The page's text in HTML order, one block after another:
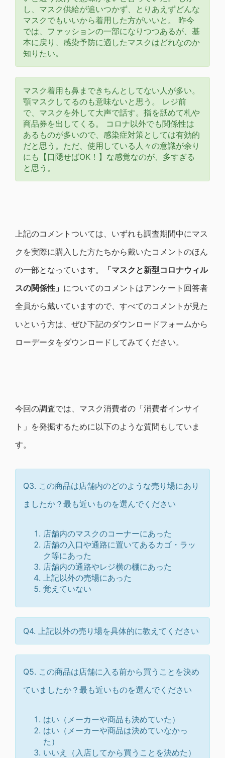
し、マスク供給が追いつかず、とりあえずどんな
マスクでもいいから着用した方がいいと。 昨今
では、ファッションの一部になりつつあるが、基
本に戻り、感染予防に適したマスクはどれなのか
知りたい。
マスク着用も鼻まできちんとしてない人が多い。
顎マスクしてるのも意味ないと思う。 レジ前
で、マスクを外して大声で話す。指を舐めて札や
商品券を出してくる。 コロナ以外でも関係性は
あるものが多いので、感染症対策としては有効的
だと思う。ただ、使用している人々の意識が余り
にも【口隠せばOK！】な感覚なのが、多すぎる
と思う。
上記のコメントついては、いずれも調査期間中にマス
クを実際に購入した方たちから戴いたコメントのほん
の一部となっています。
「マスクと新型コロナウィル
スの関係性」 についてのコメントはアンケート回答者
全員から戴いていますので、すべてのコメントが見た
いという方は、ぜひ下記のダウンロードフォームから
ローデータをダウンロードしてみてください。
今回の調査では、マスク消費者の「消費者インサイ
ト」を発掘するために以下のような質問もしていま
す。
Q3. この商品は店舗内のどのような売り場にあり
ましたか？最も近いものを選んでください
店舗内のマスクのコーナーにあった
店舗の入口や通路に置いてあるカゴ・ラッ
ク等にあった
店舗内の通路やレジ横の棚にあった
上記以外の売場にあった
覚えていない
Q4. 上記以外の売り場を具体的に教えてください
Q5. この商品は店舗に入る前から買うことを決め
ていましたか？最も近いものを選んでください
はい（メーカーや商品も決めていた）
はい（メーカーや商品は決めていなかっ
た）
いいえ（入店してから買うことを決めた）